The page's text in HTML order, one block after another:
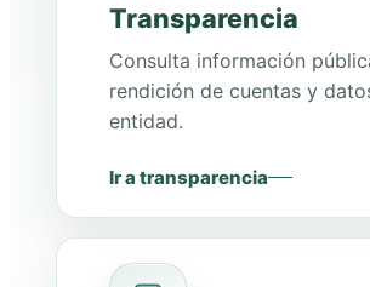
Transparencia
Consulta información
rendición de cuentas y
entidad.
Ir a transparencia